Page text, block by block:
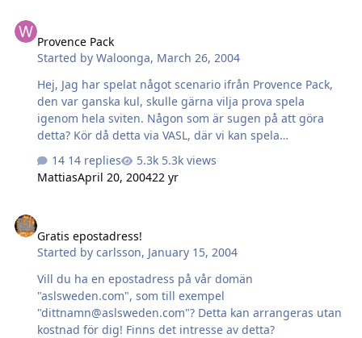
Provence Pack
Started byWaloonga, March 26, 2004
Hej, Jag har spelat något scenario ifrån Provence Pack,
den var ganska kul, skulle gärna vilja prova spela
igenom hela sviten. Någon som är sugen på att göra
detta? Kör då detta via VASL, där vi kan spela
har Eyeball, Ventrilo eller dylikt. Någon som är på? Om vi
gör detta så väljer man Axis eller Allies så kör vi dem i
14 replies
5.3k views
MattiasApril 20, 200422 yr
Gratis epostadress!
Started bycarlsson, January 15, 2004
Vill du ha en epostadress på vår domän
"aslsweden.com", som till exempel
"dittnamn@aslsweden.com"? Detta kan arrangeras utan
kostnad för dig! Finns det intresse av detta?